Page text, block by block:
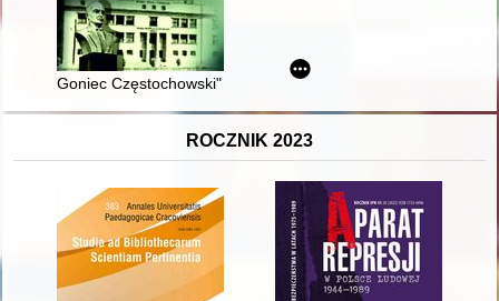
Goniec Częstochowski" o konferencji w Genui i...
ROCZNIK 2023